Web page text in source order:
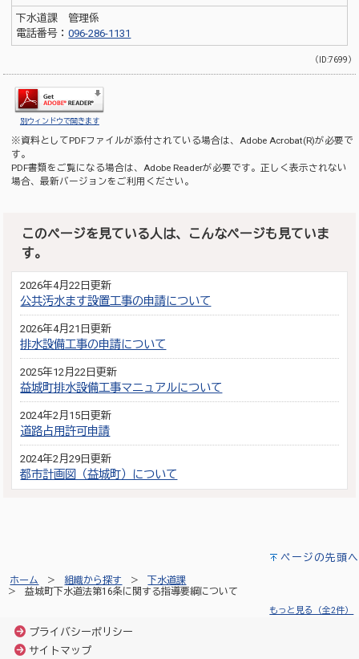
下水道課 管理係
電話番号：096-286-1131
（ID:7699）
別ウィンドウで開きます
※資料としてPDFファイルが添付されている場合は、 Adobe Acrobat(R)が必要で
す。
PDF書類をご覧になる場合は、 Adobe Readerが必要です。正しく表示されない
場合、最新バージョンをご利用ください。
このページを見ている人は、こんなページも見ていま
す。
2026年4月22日更新
公共汚水ます設置工事の申請について
2026年4月21日更新
排水設備工事の申請について
2025年12月22日更新
益城町排水設備工事マニュアルについて
2024年2月15日更新
道路占用許可申請
2024年2月29日更新
都市計画図（益城町）について
ページの先頭へ
ホーム 組織から探す
下水道課
益城町下水道法第16条に関する指導要綱について
もっと見る（全2件）
プライバシーポリシー
サイトマップ